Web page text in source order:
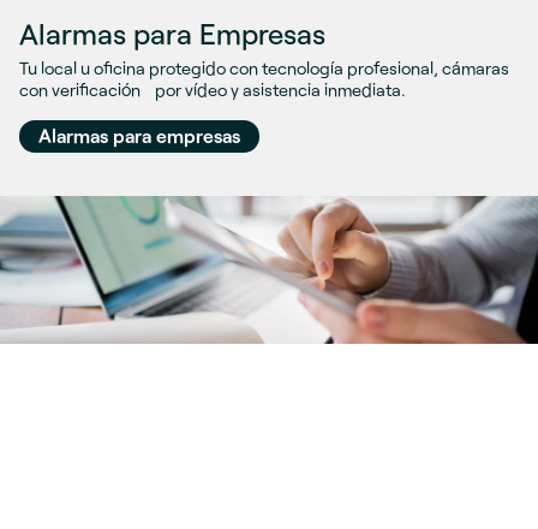
Alarmas para Empresas
Tu local u oficina protegido con tecnología profesional, cámaras
con verificación por vídeo y asistencia inmediata.
Alarmas para empresas